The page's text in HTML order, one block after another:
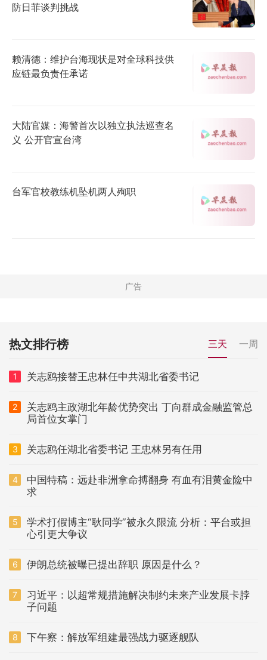
防日菲谈判挑战
赖清德：维护台海现状是对全球科技供
应链最负责任承诺
大陆官媒：海警首次以独立执法巡查名
义 公开官宣台湾
台军官校教练机坠机两人殉职
热文排行榜 三天 一周
1 关志鸥接替王忠林任中共湖北省委书记
2
关志鸥主政湖北年龄优势突出 丁向群成金融监管总
局首位女掌门
3 关志鸥任湖北省委书记 王忠林另有任用
4
中国特稿：远赴非洲拿命搏翻身 有血有泪黄金险中
求
5
学术打假博主“耿同学”被永久限流 分析：平台或担
心引更大争议
6 伊朗总统被曝已提出辞职 原因是什么？
7
习近平：以超常规措施解决制约未来产业发展卡脖
子问题
8 下午察：解放军组建最强战力驱逐舰队